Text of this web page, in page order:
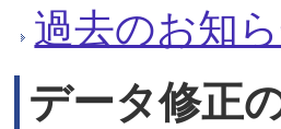
過去のお知
データ修正